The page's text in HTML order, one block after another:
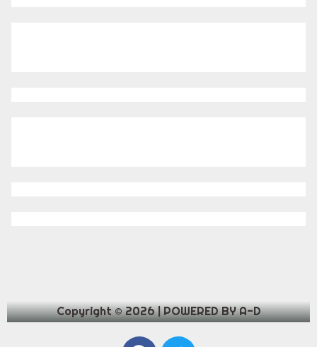
Copyright © 2026 | POWERED BY A-D